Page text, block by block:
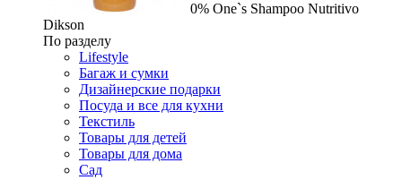
0% One`s Shampoo Nutritivo
Dikson
По разделу
Lifestyle
Багаж и сумки
Дизайнерские подарки
Посуда и все для кухни
Текстиль
Товары для детей
Товары для дома
Сад